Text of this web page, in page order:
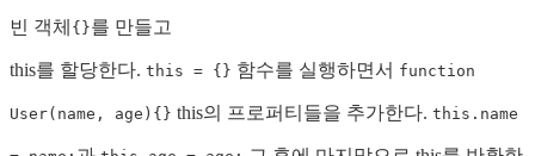
빈 객체 {}를 만들고
this를 할당한다. this = {} 함수를 실행하면서 function
User(name, age){} this의 프로퍼티들을 추가한다. this.name